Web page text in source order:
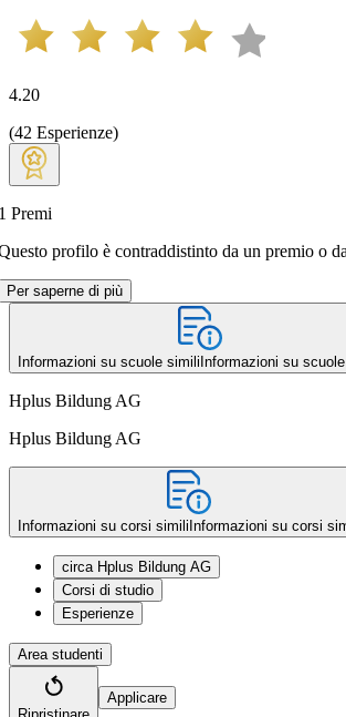
4.20
(42 Esperienze)
Premi
profilo è contraddistinto da un premio o
Per saperne di più
Informazioni su scuole simili Informazioni su
Hplus Bildung AG
Hplus Bildung AG
Informazioni su corsi simili Informazioni su corsi
circa Hplus Bildung AG
Corsi di studio
Esperienze
Area studenti
Applicare